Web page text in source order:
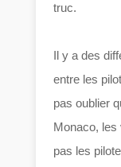
truc.
Il y a des
entre les
pas oublier
Monaco, les
pas les